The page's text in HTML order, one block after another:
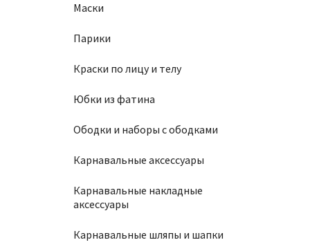
Маски
Парики
Краски по лицу и телу
Юбки из фатина
Ободки и наборы с ободками
Карнавальные аксессуары
Карнавальные накладные
аксессуары
Карнавальные шляпы и шапки